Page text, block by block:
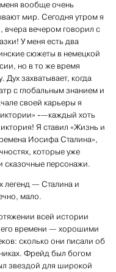
вообще очень
мир. Сегодня утром я
вчера вечером говорил с
У меня есть два
сюжеты в немецкой
но в то же время
захватывает, когда
с глобальным знанием и
своей карьеры я
-—каждый хоть
Я ставил «Жизнь и
Иосифа Сталина»,
которые уже
сказочные персонажи.
легенд — Сталина и
мало.
всей истории
времени — хорошими
сколько они писали об
Фрейд был богом
звездой для широкой